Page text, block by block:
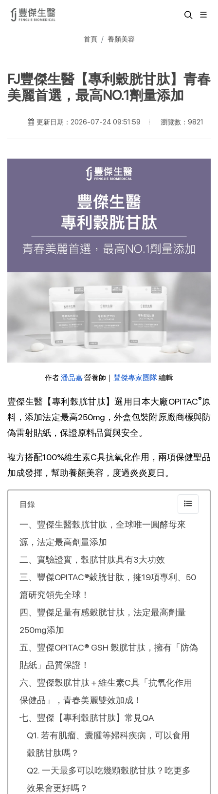
首頁 養顏美容
FJ豐傑生醫【專利穀胱甘肽】青春
美麗首選，最高NO.1劑量添加
更新日期：2026-07-24 09:51:59 瀏覽數：9821
作者 潘品嘉 營養師｜ 豐傑專家團隊 編輯
豐傑生醫【專利穀胱甘肽】選用日本大廠OPITAC®原
料，添加法定最高250mg，外盒包裝附原廠商標與防
偽雷射貼紙，保證原料品質與安全。
複方搭配100%維生素C具抗氧化作用，兩項保健聖品
加成發揮，幫助養顏美容，度過炎炎夏日。
目錄
一、豐傑生醫穀胱甘肽，全球唯一圓酵母來
源，法定最高劑量添加
二、實驗證實，穀胱甘肽具有3大功效
三、豐傑OPITAC®穀胱甘肽，擁19項專利、50
篇研究領先全球！
四、豐傑足量有感穀胱甘肽，法定最高劑量
250mg添加
五、豐傑OPITAC® GSH 穀胱甘肽，擁有「防偽
貼紙」品質保證！
六、豐傑穀胱甘肽＋維生素C具「抗氧化作用
保健品」，青春美麗雙效加成！
七、豐傑【專利穀胱甘肽】常見QA
Q1. 若有肌瘤、囊腫等婦科疾病，可以食用
穀胱甘肽嗎？
Q2. 一天最多可以吃幾顆穀胱甘肽？吃更多
效果會更好嗎？